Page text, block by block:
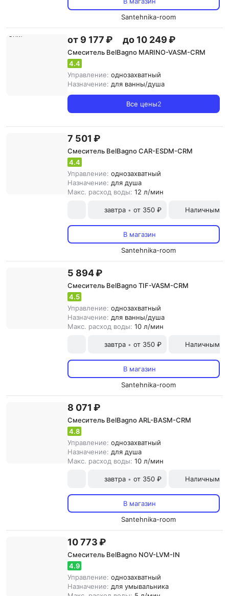
Santehnika-room
от 9 177 ₽ до 10 249 ₽
Смеситель BelBagno MARINO-VASM-CRM
4.4
Управление: однозахватный
Назначение: для ванны/душа
Все цены2
7 501 ₽
Смеситель BelBagno CAR-ESDM-CRM
4.4
Управление: однозахватный
Назначение: для душа
Макс. расход воды: 12 л/мин
завтра • от 350 ₽ Наличными
В магазин
Santehnika-room
5 894 ₽
Смеситель BelBagno TIF-VASM-CRM
4.5
Управление: однозахватный
Назначение: для ванны/душа
Макс. расход воды: 10 л/мин
завтра • от 350 ₽ Наличными
В магазин
Santehnika-room
8 071 ₽
Смеситель BelBagno ARL-BASM-CRM
4.8
Управление: однозахватный
Назначение: для душа
Макс. расход воды: 10 л/мин
завтра • от 350 ₽ Наличными
В магазин
Santehnika-room
10 773 ₽
Смеситель BelBagno NOV-LVM-IN
4.9
Управление: однозахватный
Назначение: для умывальника